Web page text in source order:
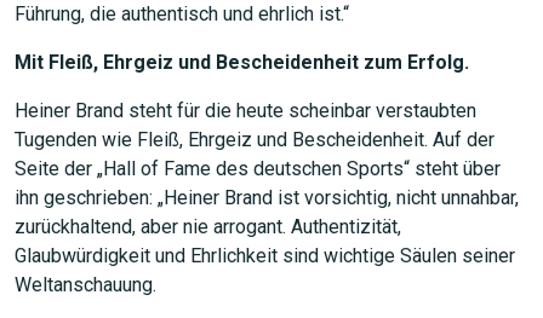
Führung, die authentisch und ehrlich ist.“
Mit Fleiß, Ehrgeiz und Bescheidenheit zum Erfolg.
Heiner Brand steht für die heute scheinbar verstaubten
Tugenden wie Fleiß, Ehrgeiz und Bescheidenheit. Auf der
Seite der „Hall of Fame des deutschen Sports“ steht über
ihn geschrieben: „Heiner Brand ist vorsichtig, nicht unnahbar,
zurückhaltend, aber nie arrogant. Authentizität,
Glaubwürdigkeit und Ehrlichkeit sind wichtige Säulen seiner
Weltanschauung.
JETZT SUCHEN